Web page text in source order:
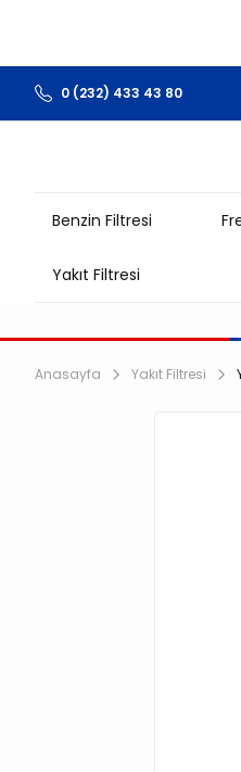
0 (232) 433 43 80
Benzin Filtresi
Yakıt Filtresi
Anasayfa Yakıt Filtresi